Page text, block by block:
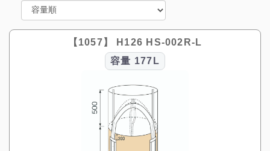
【1057】 H126 HS-002R-L
容量 177L